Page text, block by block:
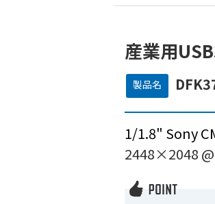
産業用
製品名
1/1.8" Sony
2448×2048